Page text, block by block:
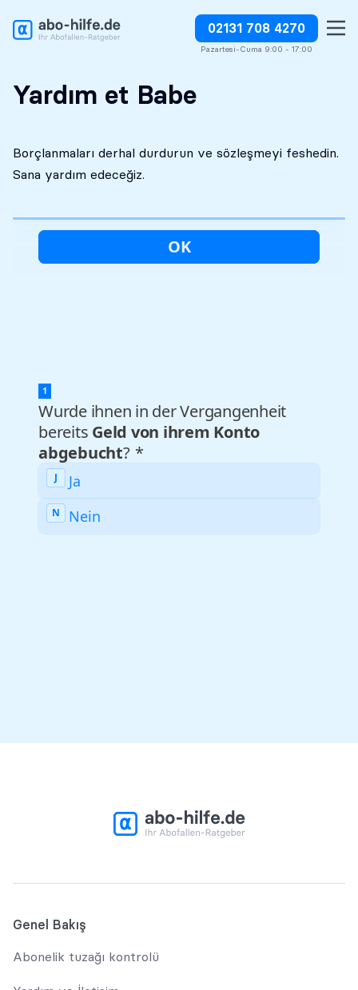
02131 708 4270
Pazartesi-Cuma 9:00 - 17:00
Ücretsiz ilk analiz Kesinlikle gizli Borçlandırmaları derhal durdurun
Yardım et Babe
Borçlanmaları derhal durdurun ve sözleşmeyi feshedin.
Sana yardım edeceğiz.
Genel Bakış
Abonelik tuzağı kontrolü